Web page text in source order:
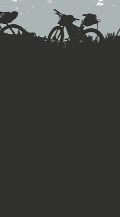
CONDITIONS
- vitesse de
- positions d'essai,côté
ULTIME
est testée sur la
rigide avec un
au-dessus duquel se
données du point de
/ 6:00 / 9:00 -
- angle de
notre
pour maintenir